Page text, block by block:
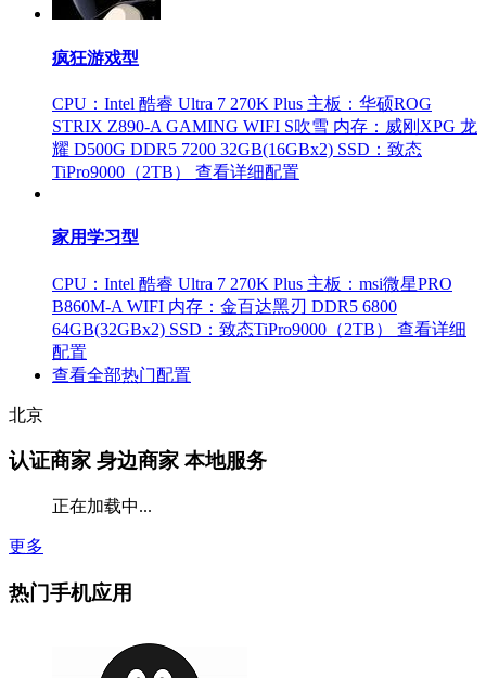
疯狂游戏型
CPU：Intel 酷睿 Ultra 7 270K Plus 主板：华硕ROG
STRIX Z890-A GAMING WIFI S吹雪 内存：威刚XPG 龙
耀 D500G DDR5 7200 32GB(16GBx2) SSD：致态
TiPro9000（2TB）
查看详细配置
家用学习型
CPU：Intel 酷睿 Ultra 7 270K Plus 主板：msi微星PRO
B860M-A WIFI 内存：金百达黑刃 DDR5 6800
64GB(32GBx2) SSD：致态TiPro9000（2TB）
查看详细
配置
查看全部热门配置
北京
认证商家 身边商家 本地服务
正在加载中...
更多
热门手机应用